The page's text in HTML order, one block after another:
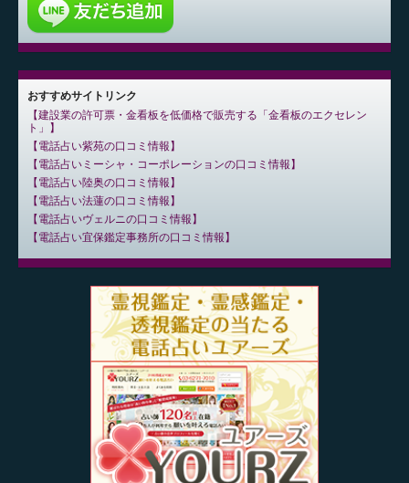
おすすめサイトリンク
建設業の許可票・金看板を低価格で販売する「金看板のエクセレン
ト」
電話占い紫苑の口コミ情報
電話占いミーシャ・コーポレーションの口コミ情報
電話占い陸奥の口コミ情報
電話占い法蓮の口コミ情報
電話占いヴェルニの口コミ情報
電話占い宜保鑑定事務所の口コミ情報